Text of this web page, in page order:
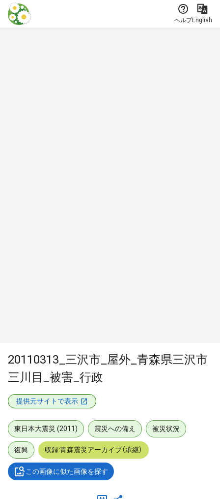
本文に飛ぶ
ヘルプEnglish
20110313_三沢市_屋外_青森県三沢市
三川目_被害_行政
提供元サイトで表示
東日本大震災 (2011) 震災への備え 被災状況
復興 収録:青森震災アーカイブ（承継）
この画像に似た画像を探す